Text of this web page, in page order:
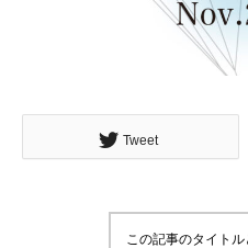
Tweet
この記事のタイト